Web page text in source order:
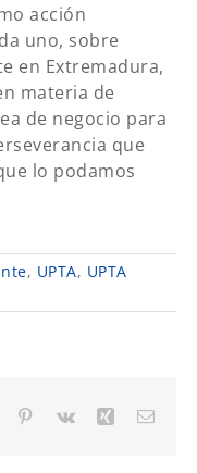
acción
uno, sobre
en Extremadura,
materia de
de negocio para
que
lo podamos
, UPTA, UPTA
Tumblr Pinterest
Vk XingCorreo